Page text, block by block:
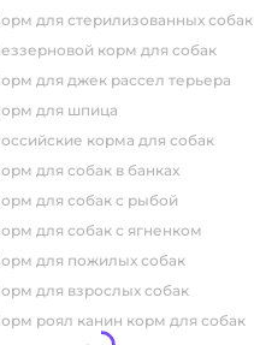
корм для стерилизованных собак
беззерновой корм для собак
корм для джек рассел терьера
корм для шпица
российские корма для собак
корм для собак в банках
корм для собак с рыбой
корм для собак с ягненком
корм для пожилых собак
корм для взрослых собак
корм роял канин корм для собак